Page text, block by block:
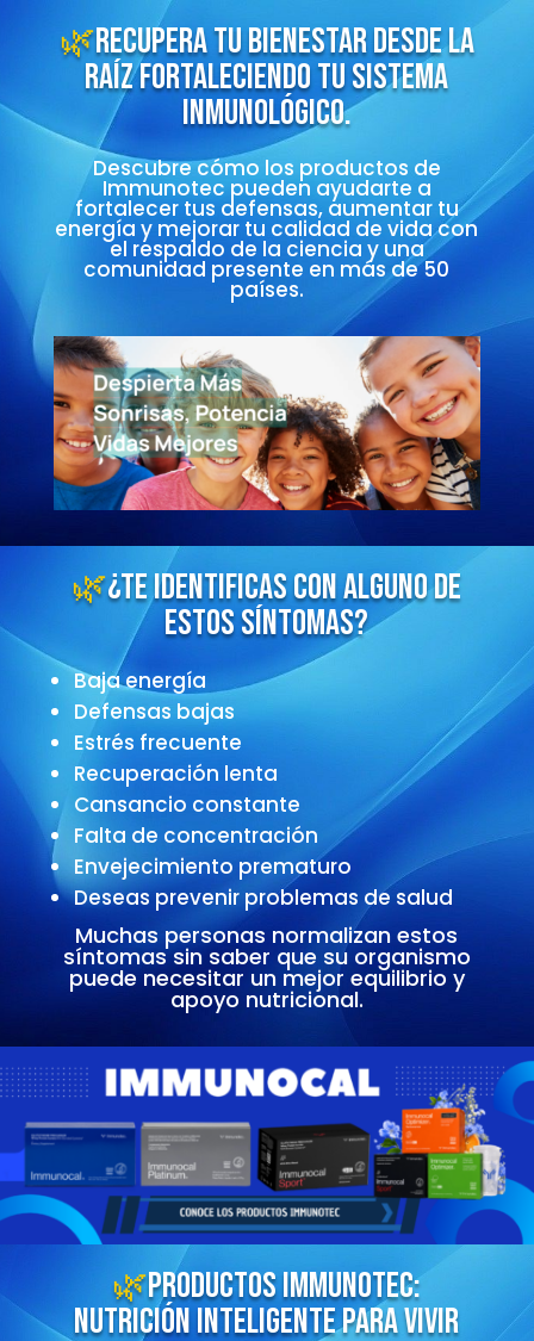
🌿Recupera tu bienestar desde la
raíz fortaleciendo tu sistema
inmunológico.
Descubre cómo los productos de
Immunotec pueden ayudarte a
fortalecer tus defensas, aumentar tu
energía y mejorar tu calidad de vida con
el respaldo de la ciencia y una
comunidad presente en más de 50
países.
🌿¿Te identificas con alguno de
estos síntomas?
Baja energía
Defensas bajas
Estrés frecuente
Recuperación lenta
Cansancio constante
Falta de concentración
Envejecimiento prematuro
Deseas prevenir problemas de salud
Muchas personas normalizan estos
síntomas sin saber que su organismo
puede necesitar un mejor equilibrio y
apoyo nutricional.
🌿PRODUCTOS IMMUNOTEC:
NUTRICIÓN INTELIGENTE PARA VIVIR